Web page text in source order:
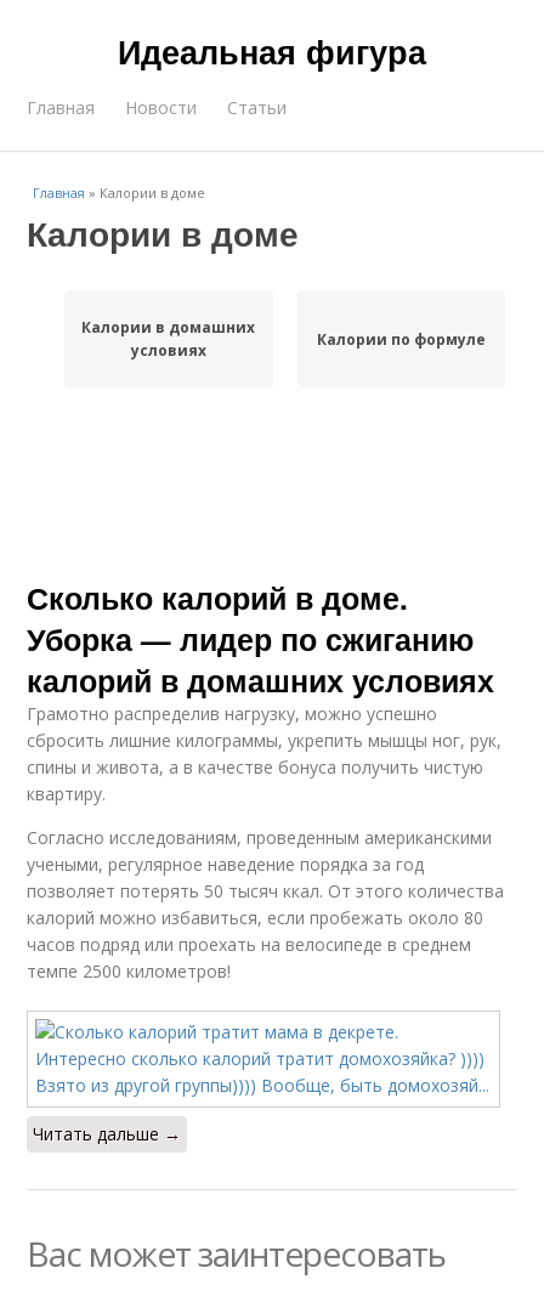
Идеальная фигура
Главная Новости Статьи
Главная » Калории в доме
Калории в доме
Калории в домашних
условиях
Калории по формуле
Сколько калорий в доме.
Уборка — лидер по сжиганию
калорий в домашних условиях
Грамотно распределив нагрузку, можно успешно
сбросить лишние килограммы, укрепить мышцы ног, рук,
спины и живота, а в качестве бонуса получить чистую
квартиру.
Согласно исследованиям, проведенным американскими
учеными, регулярное наведение порядка за год
позволяет потерять 50 тысяч ккал. От этого количества
калорий можно избавиться, если пробежать около 80
часов подряд или проехать на велосипеде в среднем
темпе 2500 километров!
Читать дальше →
Вас может заинтересовать